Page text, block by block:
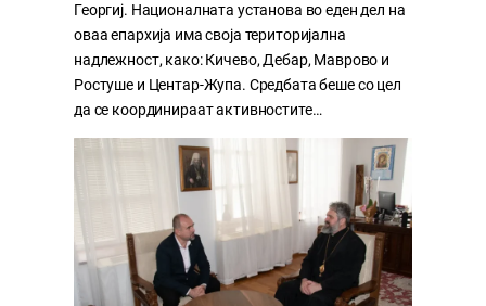
Георгиј. Националната установа во еден дел на
оваа епархија има своја територијална
надлежност, како: Кичево, Дебар, Маврово и
Ростуше и Центар-Жупа. Средбата беше со цел
да се координираат активностите…